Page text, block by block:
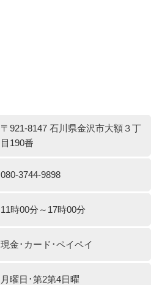
〒921-8147 石川県金沢市大額３丁
目190番
080-3744-9898
11時00分～17時00分
現金･カード･ペイペイ
月曜日･第2第4日曜